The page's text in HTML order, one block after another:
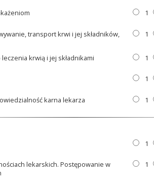
1
transport krwi i jej składników,
1
krwią i jej składnikami 1
1
karna lekarza 1
1
lekarskich. Postępowanie w
1